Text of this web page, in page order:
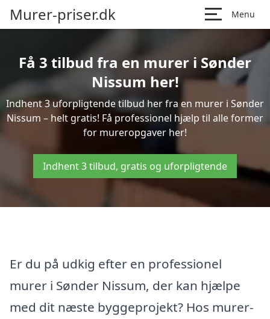
Murer-priser.dk Menu
Få 3 tilbud fra en murer i Sønder
Nissum her!
Indhent 3 uforpligtende tilbud her fra en murer i Sønder
Nissum – helt gratis! Få professionel hjælp til alle former
for mureropgaver her!
Indhent 3 tilbud, gratis og uforpligtende
Er du på udkig efter en professionel
murer i Sønder Nissum, der kan hjælpe
med dit næste byggeprojekt? Hos murer-